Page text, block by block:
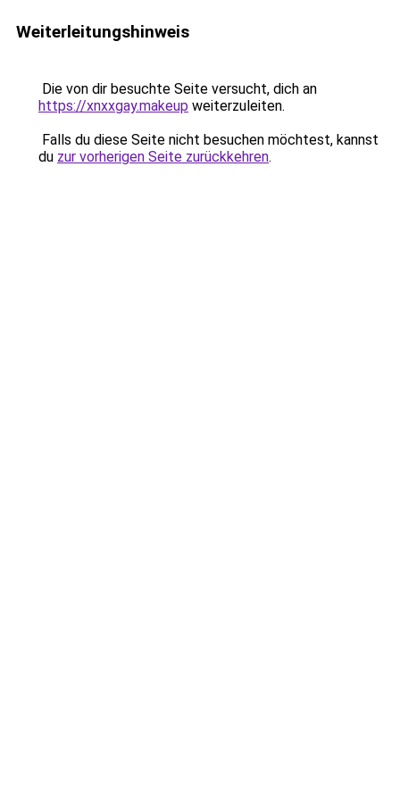
Weiterleitungshinweis
Die von dir besuchte Seite versucht, dich an
https://xnxxgay.makeup weiterzuleiten.
Falls du diese Seite nicht besuchen möchtest, kannst
du zur vorherigen Seite zurückkehren.